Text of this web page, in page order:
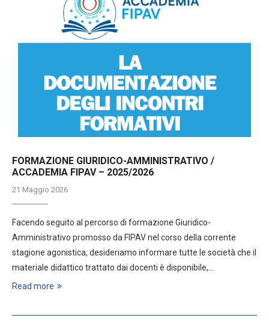
FORMAZIONE GIURIDICO-AMMINISTRATIVO /
ACCADEMIA FIPAV – 2025/2026
21 Maggio 2026
Facendo seguito al percorso di formazione Giuridico-
Amministrativo promosso da FIPAV nel corso della corrente
stagione agonistica, desideriamo informare tutte le società che il
materiale didattico trattato dai docenti è disponibile,…
Read more